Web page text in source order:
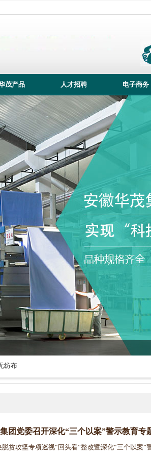
茂产品 人才招聘 电子商务
纺布
团党委召开深化“三个以案”警示教育专
贫攻坚专项巡视“回头看”整改暨深化“三个以案”